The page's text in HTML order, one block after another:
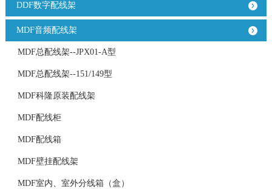
DDF数字配线架
MDF音频配线架
MDF总配线架--JPX01-A型
MDF总配线架--151/149型
MDF科隆原装配线架
MDF配线柜
MDF配线箱
MDF壁挂配线架
MDF室内、室外分线箱（盒）